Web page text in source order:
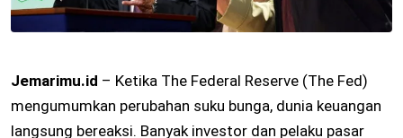
Jemarimu.id – Ketika The Federal Reserve (The Fed)
mengumumkan perubahan suku bunga, dunia keuangan
langsung bereaksi. Banyak investor dan pelaku pasar